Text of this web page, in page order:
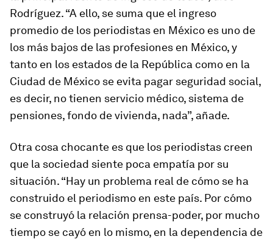
Rodríguez. “A ello, se suma que el ingreso
promedio de los periodistas en México es uno de
los más bajos de las profesiones en México, y
tanto en los estados de la República como en la
Ciudad de México se evita pagar seguridad social,
es decir, no tienen servicio médico, sistema de
pensiones, fondo de vivienda, nada”, añade.
Otra cosa chocante es que los periodistas creen
que la sociedad siente poca empatía por su
situación. “Hay un problema real de cómo se ha
construido el periodismo en este país. Por cómo
se construyó la relación prensa-poder, por mucho
tiempo se cayó en lo mismo, en la dependencia de